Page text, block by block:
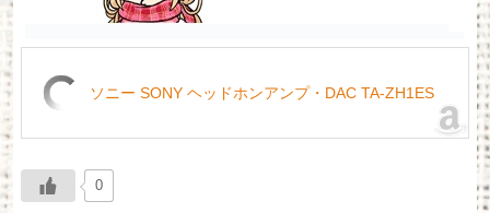
ソニー SONY ヘッドホンアンプ・DAC TA-ZH1ES
0